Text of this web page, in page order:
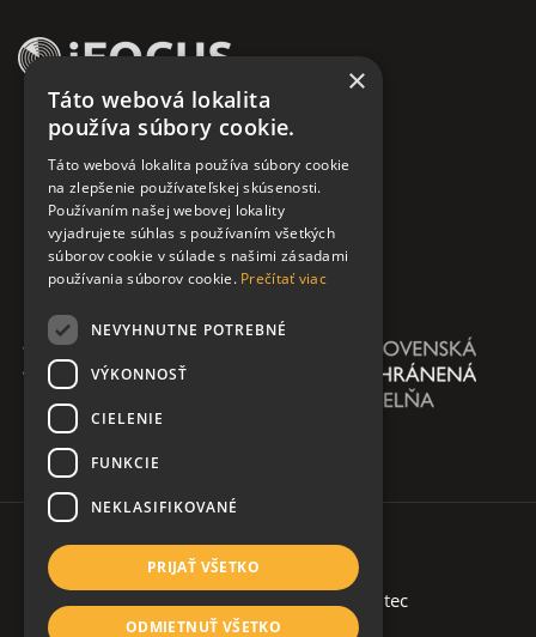
Copyright 2026 @ AŠKPN| created by
soltec
Ochrana osobných údajov
×
Táto webová lokalita
používa súbory cookie.
Táto webová lokalita používa súbory cookie
na zlepšenie používateľskej skúsenosti.
Používaním našej webovej lokality
vyjadrujete súhlas s používaním všetkých
súborov cookie v súlade s našimi zásadami
používania súborov cookie. Prečítať viac
NEVYHNUTNE POTREBNÉ
VÝKONNOSŤ
CIELENIE
FUNKCIE
NEKLASIFIKOVANÉ
PRIJAŤ VŠETKO
ODMIETNUŤ VŠETKO